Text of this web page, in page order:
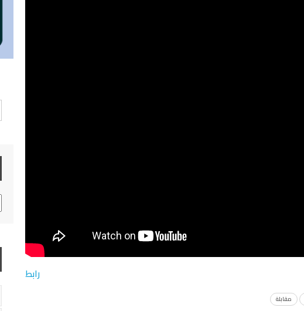
رابط
مقابلة